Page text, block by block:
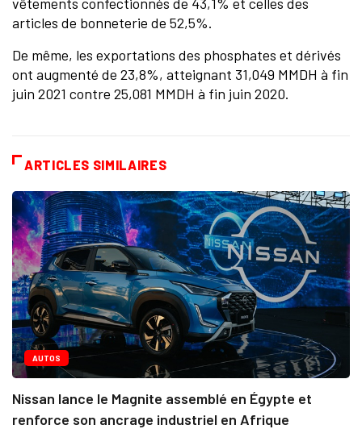
articles de bonneterie de 52,5%.
De même, les exportations des phosphates et dérivés
ont augmenté de 23,8%, atteignant 31,049 MMDH à fin
juin 2021 contre 25,081 MMDH à fin juin 2020.
ARTICLES SIMILAIRES
AUTOS
Nissan lance le Magnite assemblé en Égypte et
renforce son ancrage industriel en Afrique